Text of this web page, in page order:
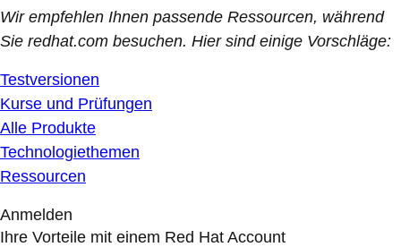
Wir empfehlen Ihnen passende Ressourcen, während
Sie redhat.com besuchen. Hier sind einige Vorschläge:
Testversionen
Kurse und Prüfungen
Alle Produkte
Technologiethemen
Ressourcen
Anmelden
Ihre Vorteile mit einem Red Hat Account